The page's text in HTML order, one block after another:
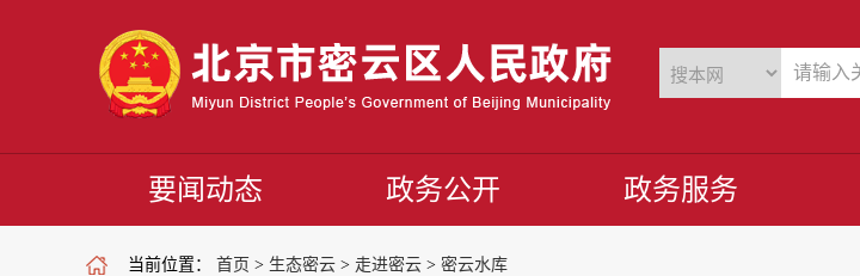
要闻动态 政务公开 政务服务
当前位置： 首页 > 生态密云 > 走进密云 > 密云水库